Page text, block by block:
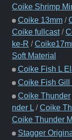
Coike Shrimp
Coike 13mm /
Coike fullcast/
ke-R /
Soft Material
Coike Fish L
Coike Fish Gill
Coike Thunder
nder L /Coike
Coike Thunder
Stagger